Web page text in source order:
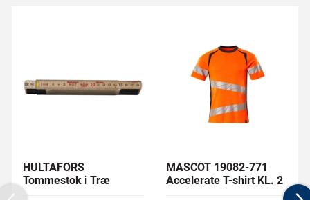
HULTAFORS
Tommestok i Træ
MASCOT 19082-771
Accelerate T-shirt KL. 2